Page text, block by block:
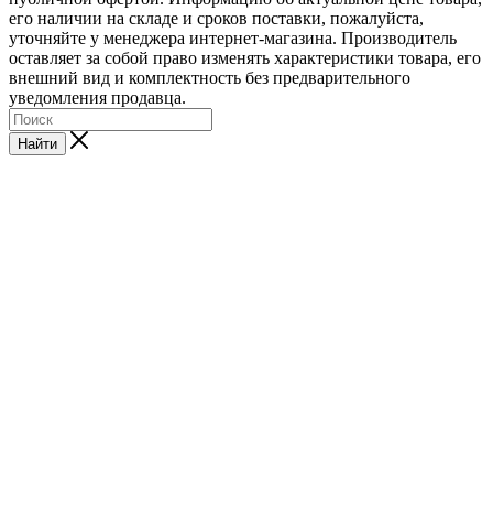
его наличии на складе и сроков поставки, пожалуйста,
уточняйте у менеджера интернет-магазина. Производитель
оставляет за собой право изменять характеристики товара, его
внешний вид и комплектность без предварительного
уведомления продавца.
Найти